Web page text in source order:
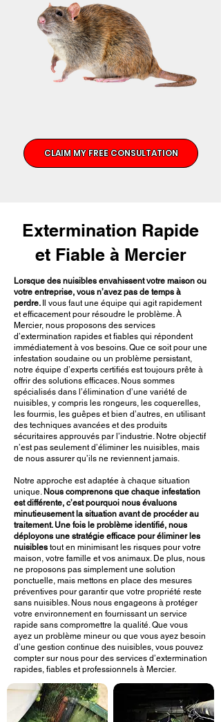
CLAIM MY FREE CONSULTATION
Extermination Rapide
et Fiable à Mercier
Lorsque des nuisibles envahissent votre maison ou
votre entreprise, vous n’avez pas de temps à
perdre.
Il vous faut une équipe qui agit rapidement
et efficacement pour résoudre le problème. À
Mercier, nous proposons des services
d’extermination rapides et fiables qui répondent
immédiatement à vos besoins. Que ce soit pour une
infestation soudaine ou un problème persistant,
notre équipe d’experts certifiés est toujours prête à
offrir des solutions efficaces. Nous sommes
spécialisés dans l’élimination d’une variété de
nuisibles, y compris les rongeurs, les coquerelles,
les fourmis, les guêpes et bien d’autres, en utilisant
des techniques avancées et des produits
sécuritaires approuvés par l’industrie. Notre objectif
n’est pas seulement d’éliminer les nuisibles, mais
de nous assurer qu’ils ne reviennent jamais.
Notre approche est adaptée à chaque situation
unique. Nous comprenons que chaque infestation
est différente, c’est pourquoi nous évaluons
minutieusement la situation avant de procéder au
traitement. Une fois le problème identifié, nous
déployons une stratégie efficace pour éliminer les
nuisibles tout en minimisant les risques pour votre
maison, votre famille et vos animaux. De plus, nous
ne proposons pas simplement une solution
ponctuelle, mais mettons en place des mesures
préventives pour garantir que votre propriété reste
sans nuisibles. Nous nous engageons à protéger
votre environnement en fournissant un service
rapide sans compromettre la qualité. Que vous
ayez un problème mineur ou que vous ayez besoin
d’une gestion continue des nuisibles, vous pouvez
compter sur nous pour des services d’extermination
rapides, fiables et professionnels à Mercier.